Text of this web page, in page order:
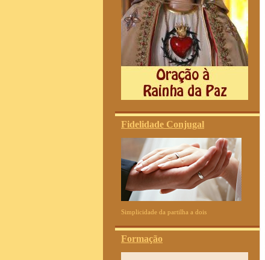
Fidelidade Conjugal
Simplicidade da partilha a dois
Formação